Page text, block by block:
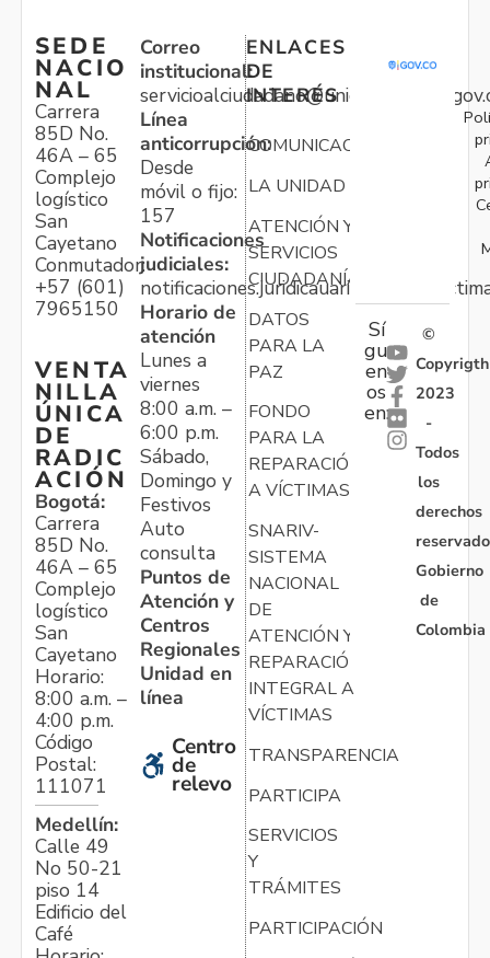
SEDE
NACIO
NAL
Carrera
85D No.
46A – 65
Complejo
logístico
San
Cayetano
Conmutador:
+57 (601)
7965150
VENTA
NILLA
ÚNICA
DE
RADIC
ACIÓN
Bogotá:
Carrera
85D No.
46A – 65
Complejo
logístico
San
Cayetano
Horario:
8:00 a.m. –
4:00 p.m.
Código
Postal:
111071
Medellín:
Calle 49
No 50-21
piso 14
Edificio del
Café
Correo
institucional:
Línea
anticorrupción:
Desde
móvil o fijo:
157
Notificaciones
judiciales:
Horario de
atención
Lunes a
viernes
8:00 a.m. –
6:00 p.m.
Sábado,
Domingo y
Festivos
Auto
consulta
Puntos de
Atención y
Centros
Regionales
Unidad en
línea
Centro
de
relevo
ENLACES
DE
INTERÉS
COMUNICACIONES
LA UNIDAD
ATENCIÓN Y
SERVICIOS
CIUDADANÍA
DATOS
PARA LA
PAZ
FONDO
PARA LA
REPARACIÓN
A VÍCTIMAS
SNARIV-
SISTEMA
NACIONAL
DE
ATENCIÓN Y
REPARACIÓN
INTEGRAL A
VÍCTIMAS
TRANSPARENCIA
PARTICIPA
SERVICIOS
Y
TRÁMITES
PARTICIPACIÓN
Sí
gu
en
os
en:
©
Copyrigth
2023
-
Todos
los
derechos
Gobierno
de
Colombia